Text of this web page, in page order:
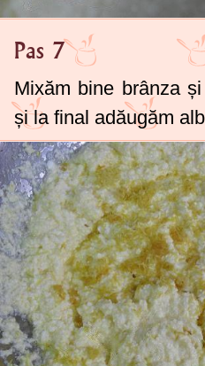
Pas 7
Mixăm bine brânza
și la final adăugăm